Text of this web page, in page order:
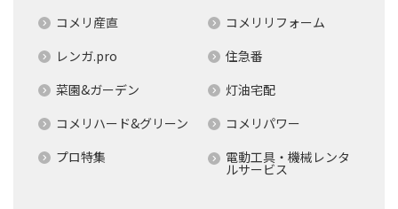
コメリ産直
コメリリフォーム
レンガ.pro
住急番
菜園&ガーデン
灯油宅配
コメリハード&グリーン
コメリパワー
プロ特集
電動工具・機械レンタ
ルサービス